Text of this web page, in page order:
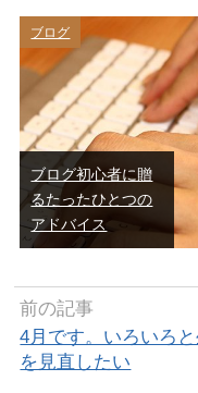
ブログ
ブログ初心者に贈
るたったひとつの
アドバイス
前の記事
4月です。いろいろ
を見直したい